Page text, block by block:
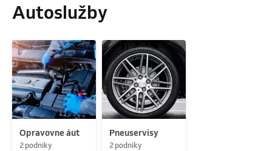
Autoslužby
Opravovne áut
2 podniky
Pneuservisy
2 podniky